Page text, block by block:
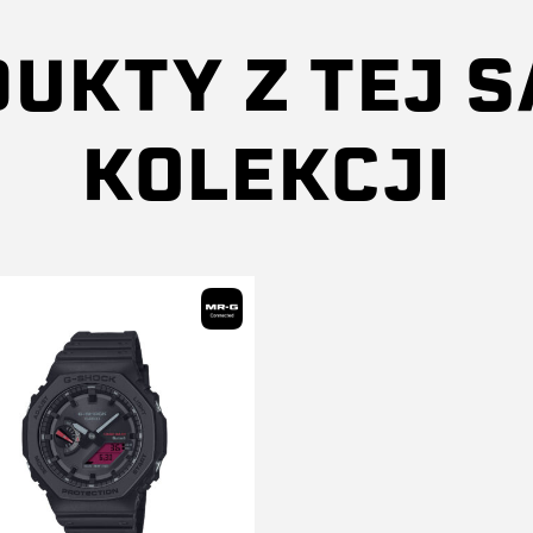
Z TEJ
KOLEKCJI